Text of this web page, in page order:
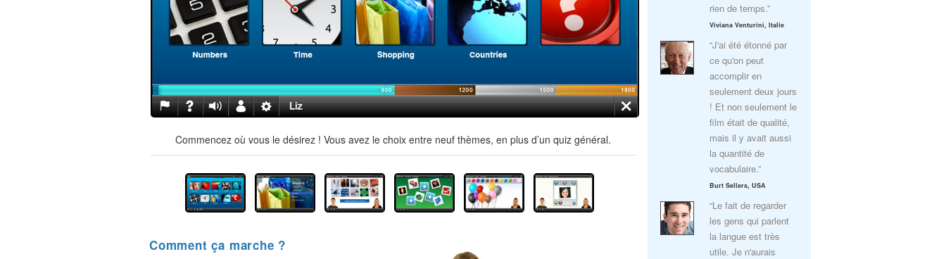
Commencez où vous le désirez ! Vous avez le choix entre neuf thèmes, en plus d’un quiz général.
Comment ça marche ?
rien de temps.”
Viviana Venturini, Italie
“J'ai été étonné par
ce qu'on peut
accomplir en
seulement deux jours
! Et non seulement le
film était de qualité,
mais il y avait aussi
la quantité de
vocabulaire.”
Burt Sellers, USA
“Le fait de regarder
les gens qui parlent
la langue est très
utile. Je n'aurais